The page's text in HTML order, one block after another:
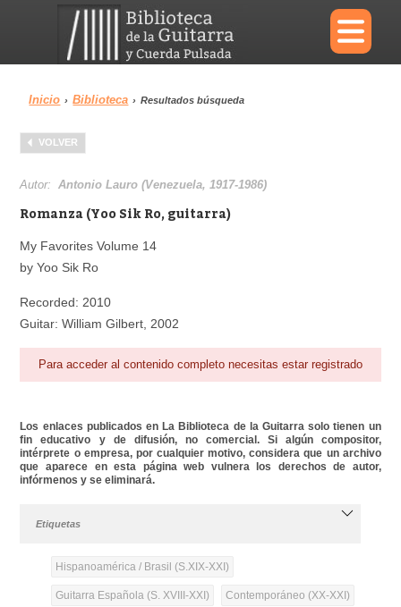
×
Menu
Biblioteca Diccionario
Área personal
Inicio › Biblioteca › Resultados búsqueda
VOLVER
Autor:Antonio Lauro (Venezuela, 1917-1986)
Romanza (Yoo Sik Ro, guitarra)
My Favorites Volume 14
by Yoo Sik Ro
Recorded: 2010
Guitar: William Gilbert, 2002
Para acceder al contenido completo necesitas estar registrado
Los enlaces publicados en La Biblioteca de la Guitarra solo tienen un
fin educativo y de difusión, no comercial. Si algún compositor,
intérprete o empresa, por cualquier motivo, considera que un archivo
que aparece en esta página web vulnera los derechos de autor,
infórmenos y se eliminará.
Etiquetas
Hispanoamérica / Brasil (S.XIX-XXI)
Guitarra Española (S. XVIII-XXI) Contemporáneo (XX-XXI)